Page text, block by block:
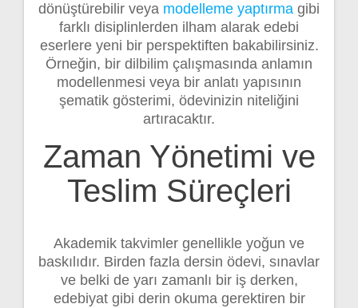
dönüştürebilir veya modelleme yaptırma gibi
farklı disiplinlerden ilham alarak edebi
eserlere yeni bir perspektiften bakabilirsiniz.
Örneğin, bir dilbilim çalışmasında anlamın
modellenmesi veya bir anlatı yapısının
şematik gösterimi, ödevinizin niteliğini
artıracaktır.
Zaman Yönetimi ve
Teslim Süreçleri
Akademik takvimler genellikle yoğun ve
baskılıdır. Birden fazla dersin ödevi, sınavlar
ve belki de yarı zamanlı bir iş derken,
edebiyat gibi derin okuma gerektiren bir